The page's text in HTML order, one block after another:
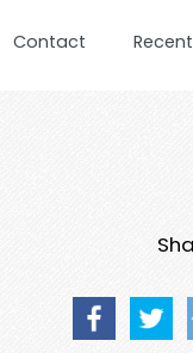
Contact Recent